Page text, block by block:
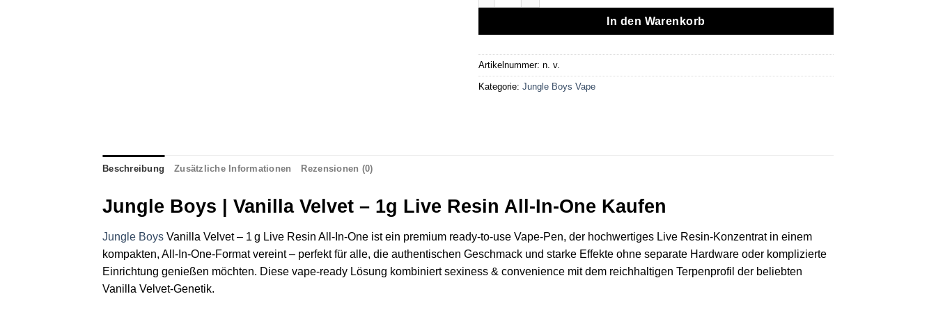
In den Warenkorb
Artikelnummer: n. v.
Kategorie: Jungle Boys Vape
Beschreibung Zusätzliche Informationen Rezensionen (0)
Jungle Boys | Vanilla Velvet – 1g Live Resin All-In-One Kaufen
Jungle Boys Vanilla Velvet – 1 g Live Resin All‑In‑One ist ein premium ready‑to‑use Vape‑Pen, der hochwertiges Live Resin‑Konzentrat in einem
kompakten, All‑In‑One‑Format vereint – perfekt für alle, die authentischen Geschmack und starke Effekte ohne separate Hardware oder komplizierte
Einrichtung genießen möchten. Diese vape‑ready Lösung kombiniert sexiness & convenience mit dem reichhaltigen Terpen­­profil der beliebten
Vanilla Velvet‑Genetik.